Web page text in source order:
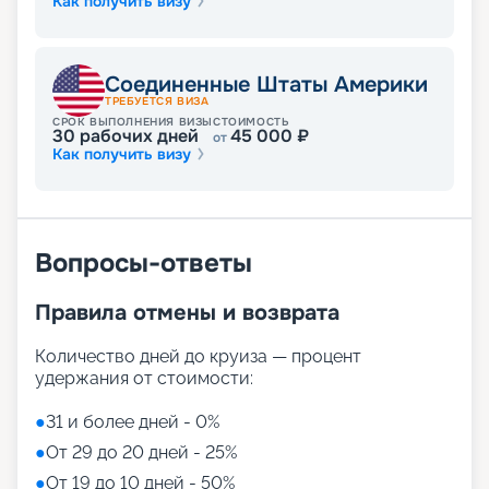
Соединенные Штаты Америки
ТРЕБУЕТСЯ ВИЗА
СРОК ВЫПОЛНЕНИЯ ВИЗЫ
30 рабочих дней
СТОИМОСТЬ
от45 000 ₽
Как получить визу
Вопросы-ответы
Правила отмены и возврата
Количество дней до круиза — процент
удержания от стоимости:
●31 и более дней - 0%
●От 29 до 20 дней - 25%
●От 19 до 10 дней - 50%